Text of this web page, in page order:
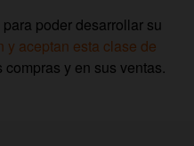
poder desarrollar su
y aceptan esta clase de
compras y en sus ventas.